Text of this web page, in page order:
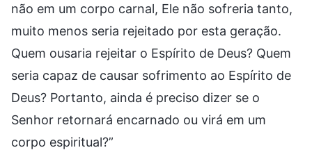
não em um corpo carnal, Ele não sofreria tanto,
muito menos seria rejeitado por esta geração.
Quem ousaria rejeitar o Espírito de Deus? Quem
seria capaz de causar sofrimento ao Espírito de
Deus? Portanto, ainda é preciso dizer se o
Senhor retornará encarnado ou virá em um
corpo espiritual?”